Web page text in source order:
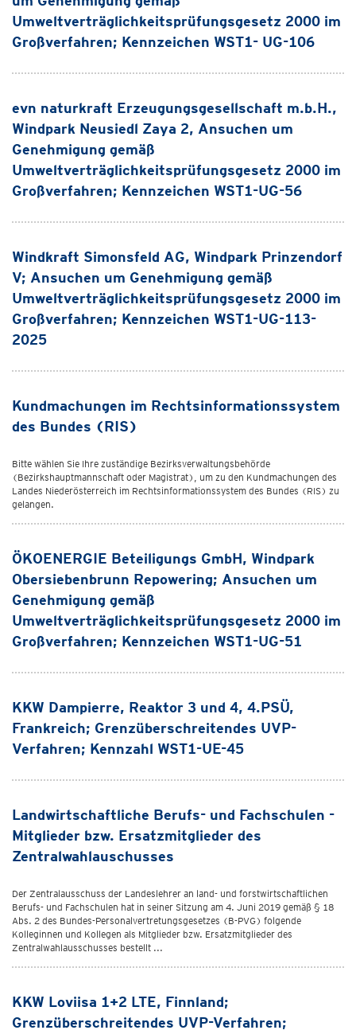
Umweltverträglichkeitsprüfungsgesetz 2000 im
Großverfahren; Kennzeichen WST1- UG-106
evn naturkraft Erzeugungsgesellschaft m.b.H.,
Windpark Neusiedl Zaya 2, Ansuchen um
Genehmigung gemäß
Umweltverträglichkeitsprüfungsgesetz 2000 im
Großverfahren; Kennzeichen WST1-UG-56
Windkraft Simonsfeld AG, Windpark Prinzendorf
V; Ansuchen um Genehmigung gemäß
Umweltverträglichkeitsprüfungsgesetz 2000 im
Großverfahren; Kennzeichen WST1-UG-113-
2025
Kundmachungen im Rechtsinformationssystem
des Bundes (RIS)
Bitte wählen Sie Ihre zuständige Bezirksverwaltungsbehörde
(Bezirkshauptmannschaft oder Magistrat), um zu den Kundmachungen des
Landes Niederösterreich im Rechtsinformationssystem des Bundes (RIS) zu
gelangen.
ÖKOENERGIE Beteiligungs GmbH, Windpark
Obersiebenbrunn Repowering; Ansuchen um
Genehmigung gemäß
Umweltverträglichkeitsprüfungsgesetz 2000 im
Großverfahren; Kennzeichen WST1-UG-51
KKW Dampierre, Reaktor 3 und 4, 4.PSÜ,
Frankreich; Grenzüberschreitendes UVP-
Verfahren; Kennzahl WST1-UE-45
Landwirtschaftliche Berufs- und Fachschulen -
Mitglieder bzw. Ersatzmitglieder des
Zentralwahlauschusses
Der Zentralausschuss der Landeslehrer an land- und forstwirtschaftlichen
Berufs- und Fachschulen hat in seiner Sitzung am 4. Juni 2019 gemäß § 18
Abs. 2 des Bundes-Personalvertretungsgesetzes (B-PVG) folgende
Kolleginnen und Kollegen als Mitglieder bzw. Ersatzmitglieder des
Zentralwahlausschusses bestellt ...
KKW Loviisa 1+2 LTE, Finnland;
Grenzüberschreitendes UVP-Verfahren;